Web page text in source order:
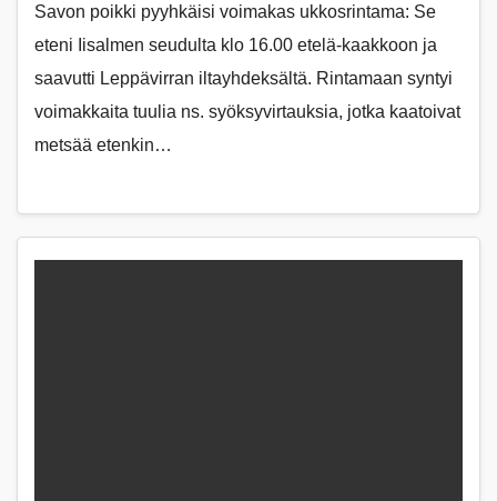
Savon poikki pyyhkäisi voimakas ukkosrintama: Se
eteni Iisalmen seudulta klo 16.00 etelä-kaakkoon ja
saavutti Leppävirran iltayhdeksältä. Rintamaan syntyi
voimakkaita tuulia ns. syöksyvirtauksia, jotka kaatoivat
metsää etenkin…